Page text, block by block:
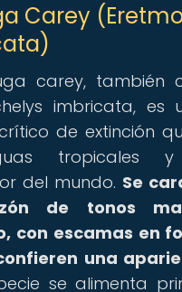
Carey
carey, también
imbricata, es
de extinción
tropicales y
del mundo. Se
de tonos
con escamas en
una
se alimenta